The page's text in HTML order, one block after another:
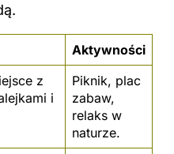
Aktywności
z
i
Piknik, plac
zabaw,
relaks w
naturze.